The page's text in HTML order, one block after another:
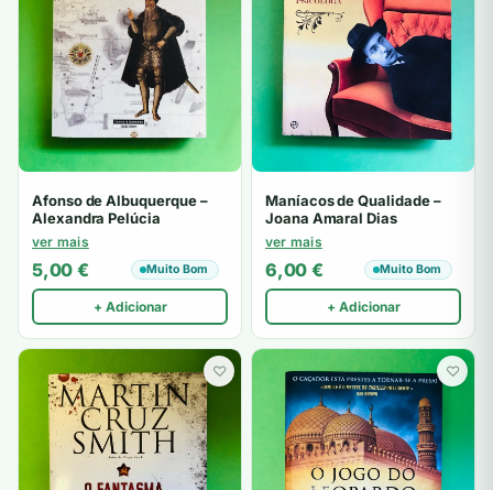
Afonso de Albuquerque –
Alexandra Pelúcia
ver mais
5,00 € Muito Bom
+ Adicionar
Maníacos de Qualidade –
Joana Amaral Dias
ver mais
6,00 € Muito Bom
+ Adicionar
♡ ♡